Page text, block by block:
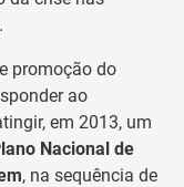
promoção do
ao
em 2013, um
Nacional de
, na sequência de